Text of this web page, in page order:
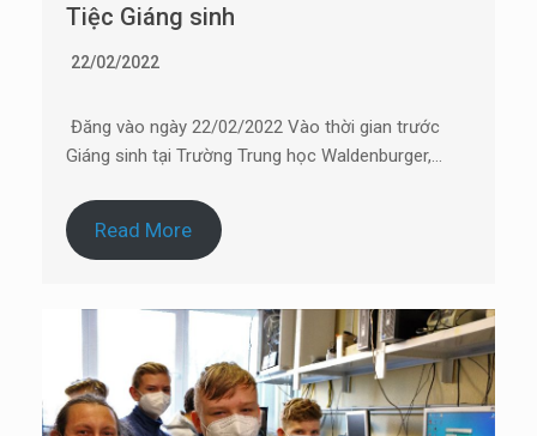
Tiệc Giáng sinh
22/02/2022
Đăng vào ngày 22/02/2022 Vào thời gian trước
Giáng sinh tại Trường Trung học Waldenburger,…
Read More